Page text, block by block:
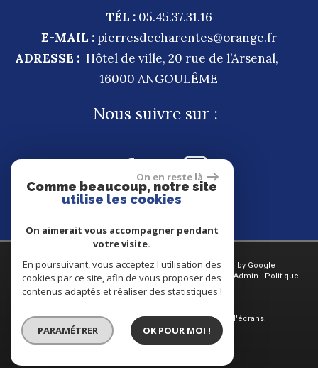
TÉL : 05.45.37.31.16
E-MAIL : pierresdecharentes@orange.fr
ADRESSE : Hôtel de ville, 20 rue de l’Arsenal,
16000 ANGOULÊME
Nous suivre sur :
© 2026 | Tous droits réservés | Traduction powered by Google
Plan du site-Mentions légales-Nos honoraires-Liens Admin - Politique
RGPD
Site internet compatible multi-supports,
un seul site adaptable à tous les types d'écrans.
On en reste là
Comme beaucoup, notre site
utilise les cookies
On aimerait vous accompagner pendant
votre visite.
En poursuivant, vous acceptez l'utilisation des
cookies par ce site, afin de vous proposer des
contenus adaptés et réaliser des statistiques !
PARAMÉTRER OK POUR MOI !